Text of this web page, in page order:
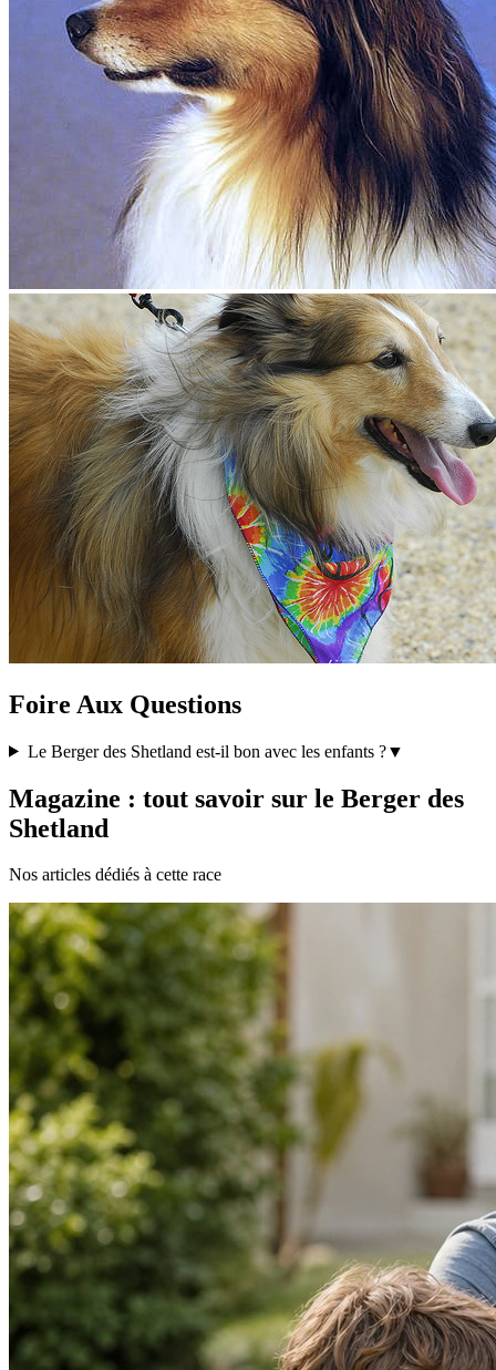
Foire Aux Questions
Le Berger des Shetland est-il bon avec les enfants ?▼
Magazine : tout savoir sur le Berger des
Shetland
Nos articles dédiés à cette race